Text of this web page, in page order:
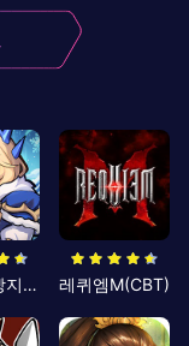
킹방치: 빵지의 제왕 레퀴엠M(CBT)